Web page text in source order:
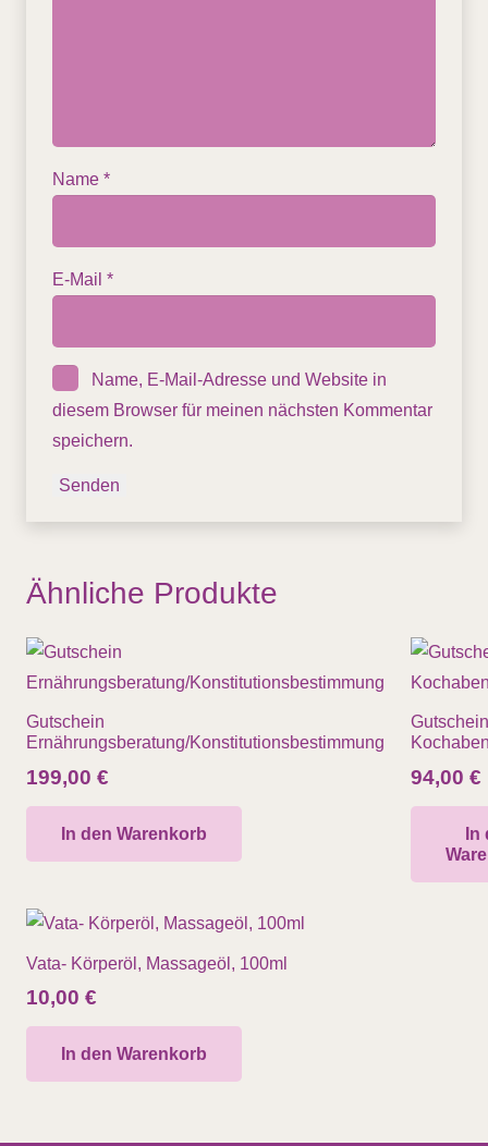
Name *
E-Mail *
Name, E-Mail-Adresse und Website in
diesem Browser für meinen nächsten Kommentar
speichern.
Ähnliche Produkte
Gutschein
Ernährungsberatung/Konstitutionsbestimmung
199,00 €
In den Warenkorb
Gutschein
94,00 €
In
Vata- Körperöl, Massageöl, 100ml
10,00 €
In den Warenkorb